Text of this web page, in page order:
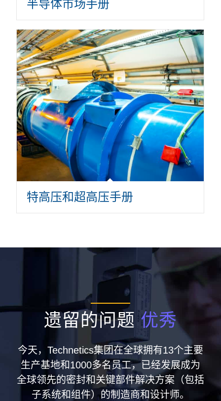
半导体市场手册
特高压和超高压手册
遗留的问题优秀
今天，Technetics集团在全球拥有13个主要
生产基地和1000多名员工，已经发展成为
全球领先的密封和关键部件解决方案（包括
子系统和组件）的制造商和设计师。